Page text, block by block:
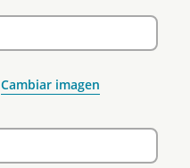
Cambiar imagen